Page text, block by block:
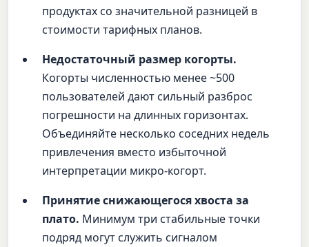
продуктах со значительной разницей в
стоимости тарифных планов.
Недостаточный размер когорты.
Когорты численностью менее ~500
пользователей дают сильный разброс
погрешности на длинных горизонтах.
Объединяйте несколько соседних недель
привлечения вместо избыточной
интерпретации микро-когорт.
Принятие снижающегося хвоста за
плато. Минимум три стабильные точки
подряд могут служить сигналом